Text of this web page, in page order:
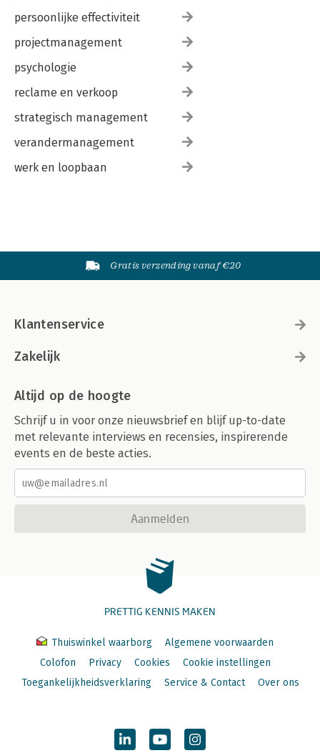
persoonlijke effectiviteit
projectmanagement
psychologie
reclame en verkoop
strategisch management
verandermanagement
werk en loopbaan
Gratis verzending vanaf €20
Klantenservice
Zakelijk
Altijd op de hoogte
Schrijf u in voor onze nieuwsbrief en blijf up-to-date
met relevante interviews en recensies, inspirerende
events en de beste acties.
Aanmelden
PRETTIG KENNIS MAKEN
Thuiswinkel waarborg
Algemene voorwaarden
Colofon
Privacy Cookies
Cookie instellingen
Toegankelijkheidsverklaring
Service & Contact Over ons